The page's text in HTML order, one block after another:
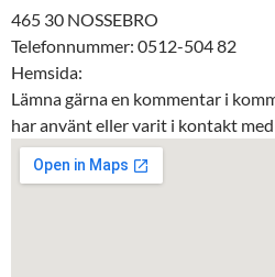
465 30 NOSSEBRO
Telefonnummer: 0512-504 82
Hemsida:
Lämna gärna en kommentar i
har använt eller varit i kontakt